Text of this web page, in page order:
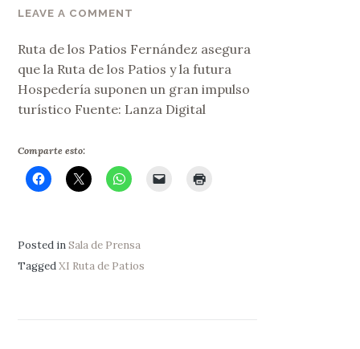
LEAVE A COMMENT
Ruta de los Patios Fernández asegura
que la Ruta de los Patios y la futura
Hospedería suponen un gran impulso
turístico Fuente: Lanza Digital
Comparte esto:
Posted inSala de Prensa
TaggedXI Ruta de Patios